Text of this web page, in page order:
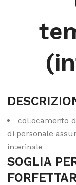
collocamento
di personale
interinale
SOGLIA